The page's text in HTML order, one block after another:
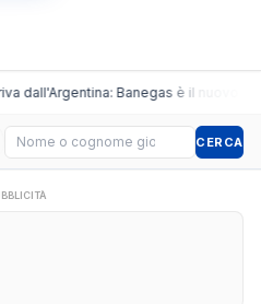
dall'Argentina: Banegas è il nuovo
Cerca giocatore CERCA